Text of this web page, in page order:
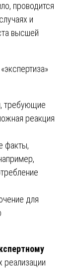
проводится
и
высшей
требующие
реакция
факты,
для
реализации